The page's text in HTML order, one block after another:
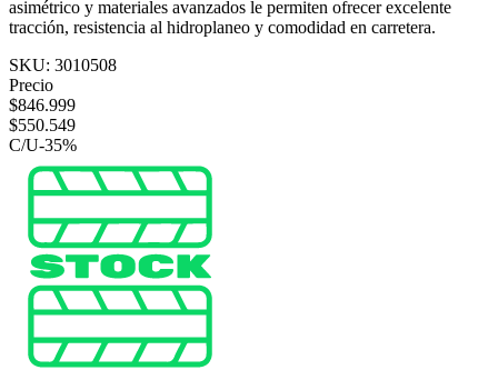
asimétrico y materiales avanzados le permiten ofrecer excelente
tracción, resistencia al hidroplaneo y comodidad en carretera.
SKU: 3010508
Precio
$846.999
$550.549
C/U-35%